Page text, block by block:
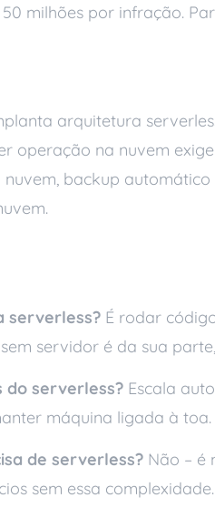
milhões por infração.
arquitetura
operação na nuvem
backup
serverless? É rodar
servidor é da sua
do serverless? Escala
máquina ligada à toa.
de serverless? Não – é
sem essa complexidade.